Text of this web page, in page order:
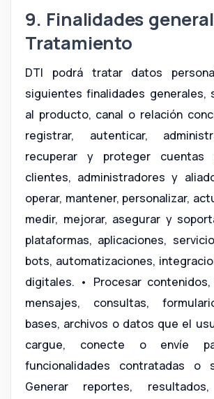
9. Finalidades
Tratamiento
DTI podrá tratar datos
siguientes finalidades generales,
al producto, canal o relación
registrar, autenticar,
recuperar y proteger cuentas
clientes, administradores y
operar, mantener, personalizar,
medir, mejorar, asegurar y
plataformas, aplicaciones,
bots, automatizaciones,
digitales. • Procesar
mensajes, consultas,
bases, archivos o datos que el
cargue, conecte o envíe
funcionalidades contratadas o
Generar reportes, resultados,